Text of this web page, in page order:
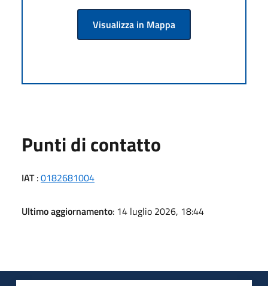
Visualizza in Mappa
Punti di contatto
IAT:0182681004
Ultimo aggiornamento: 14 luglio 2026, 18:44